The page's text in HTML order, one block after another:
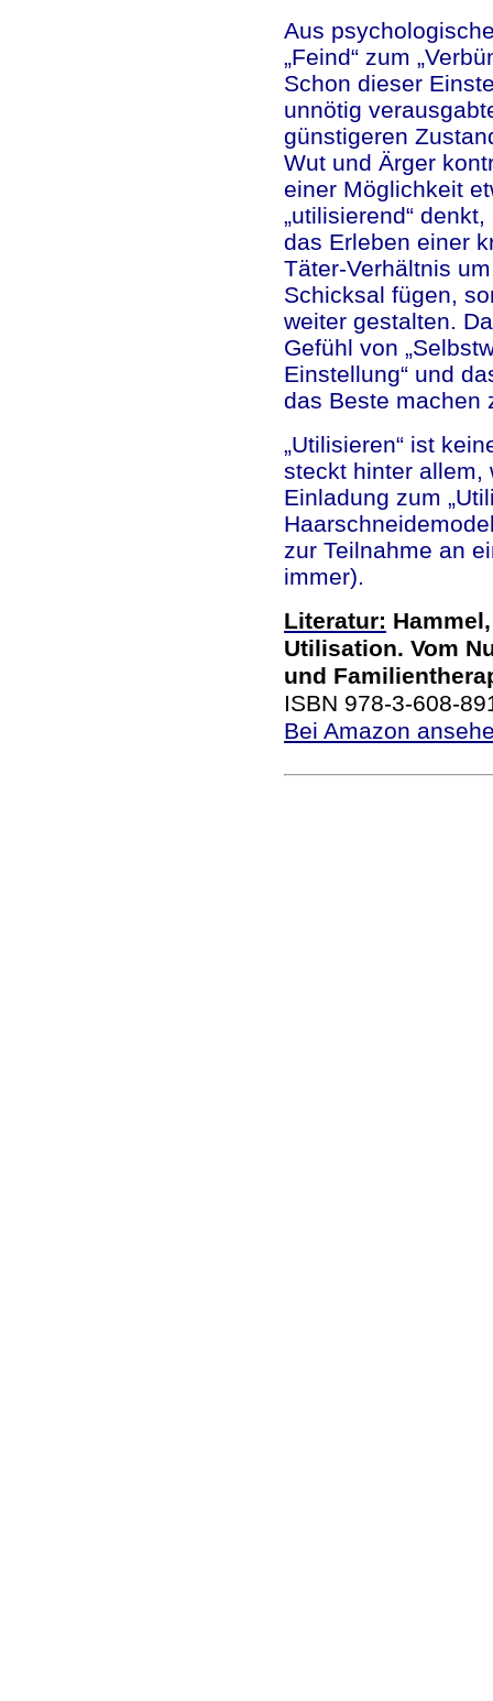
Aus
„Feind“ zum
Schon dieser
unnötig
günstigeren
Wut und Ärger
einer Möglichkeit
„utilisierend“
das Erleben einer
Täter-Verhältnis
Schicksal fügen,
weiter gestalten.
Gefühl von
Einstellung“ und
das Beste machen
„Utilisieren“ ist
steckt hinter allem,
Einladung zum
zur Teilnahme an
immer).
Literatur:
Utilisation. Vom
und
ISBN 978-3-608-
Bei Amazon